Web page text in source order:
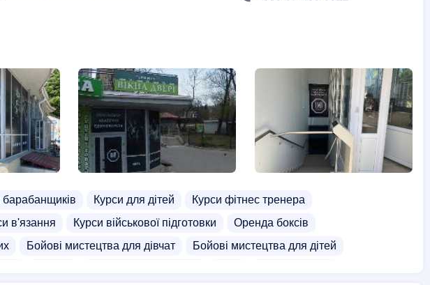
барабанщиків Курси для дітей
Курси фітнес тренера
в'язання Курси військової підготовки
Оренда боксів
Бойові мистецтва для дівчат
Бойові мистецтва для дітей